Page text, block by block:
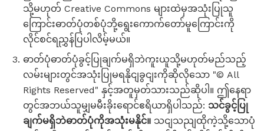
သို့မဟုတ် Creative Commons များထဲမှအသုံးပြုသူ
ကြောင်းဓာတ်ပုံတစ်ပုံဘို့ရွေးကောက်တော်မူကြောင်းကို
လိုင်စင်ရညွှန်ပြပါလိမ့်မယ်။
ဓာတ်ပုံဓာတ်ပုံခွင့်ပြုချက်မရှိဘဲကူးယူသို့မဟုတ်မည်သည့်
လမ်းများတွင်အသုံးပြုမရနိုငျခွငျးကိုဆိုလိုသော "© All
Rights Reserved" နှင့်အတူမှတ်သားသည်ဆိုပါ။ ဤနေရာ
တွင်အဘယ်သူမျှမမီးခိုးရောင်ဧရိယာရှိပါသည်: သင်ခွင့်ပြု
ချက်မရှိဘဲဓာတ်ပုံကိုအသုံးမနိုင်။ သငျသညျထိုကဲ့သို့သောပုံ